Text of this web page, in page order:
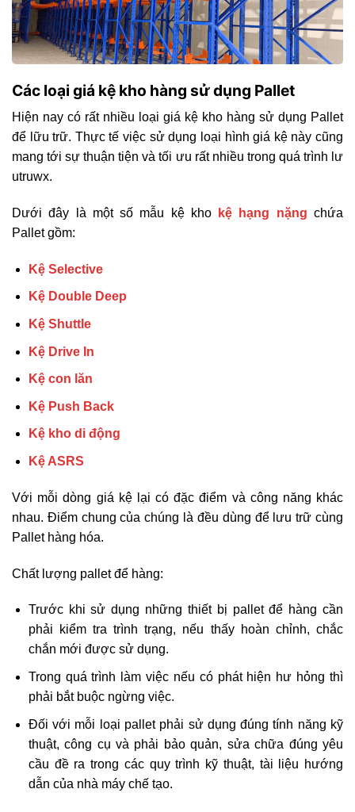
Các loại giá kệ kho hàng sử dụng Pallet
Hiện nay có rất nhiều loại giá kệ kho hàng sử dụng Pallet
để lữu trữ. Thực tế việc sử dụng loại hình giá kệ này cũng
mang tới sự thuận tiện và tối ưu rất nhiều trong quá trình lư
utruwx.
Dưới đây là một số mẫu kệ kho kệ hạng nặng chứa
Pallet gồm:
Kệ Selective
Kệ Double Deep
Kệ Shuttle
Kệ Drive In
Kệ con lăn
Kệ Push Back
Kệ kho di động
Kệ ASRS
Với mỗi dòng giá kệ lại có đặc điểm và công năng khác
nhau. Điểm chung của chúng là đều dùng để lưu trữ cùng
Pallet hàng hóa.
Chất lượng pallet để hàng:
Trước khi sử dụng những thiết bị pallet để hàng cần
phải kiểm tra trình trạng, nếu thấy hoàn chỉnh, chắc
chắn mới được sử dụng.
Trong quá trình làm việc nếu có phát hiện hư hỏng thì
phải bắt buộc ngừng việc.
Đối với mỗi loại pallet phải sử dụng đúng tính năng kỹ
thuật, công cụ và phải bảo quản, sửa chữa đúng yêu
cầu đề ra trong các quy trình kỹ thuật, tài liệu hướng
dẫn của nhà máy chế tạo.